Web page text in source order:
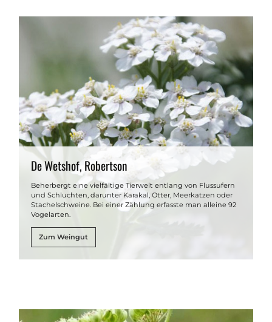
De Wetshof, Robertson
Beherbergt eine vielfältige Tierwelt entlang von Flussufern
und Schluchten, darunter Karakal, Otter, Meerkatzen oder
Stachelschweine. Bei einer Zählung erfasste man alleine 92
Vogelarten.
Zum Weingut